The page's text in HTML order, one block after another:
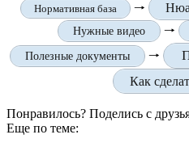
Нормативная база 🠒
Нужные видео 🠒
Полезные документы 🠒
Как
Понравилось? Поделись с
Еще по теме: